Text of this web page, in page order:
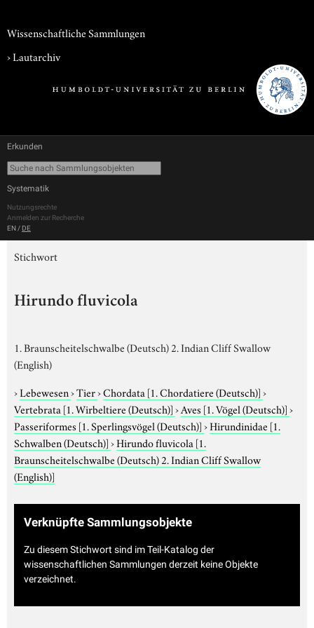
Wissenschaftliche Sammlungen
›Lautarchiv
Erkunden
Systematik
Nutzungsrechte
Anmelden zur Recherche
EN / DE
Stichwort
Hirundo fluvicola
1. Braunscheitelschwalbe (Deutsch) 2. Indian Cliff Swallow
(English)
›Lebewesen›Tier›Chordata [1. Chordatiere (Deutsch)]›
Vertebrata [1. Wirbeltiere (Deutsch)]›Aves [1. Vögel (Deutsch)]›
Passeriformes [1. Sperlingsvögel (Deutsch)]›Hirundinidae [1.
Schwalben (Deutsch)]›Hirundo fluvicola [1.
Braunscheitelschwalbe (Deutsch) 2. Indian Cliff Swallow
(English)]
Verknüpfte Sammlungsobjekte
Zu diesem Stichwort sind im Teil-Katalog der
wissenschaftlichen Sammlungen derzeit keine Objekte
verzeichnet.